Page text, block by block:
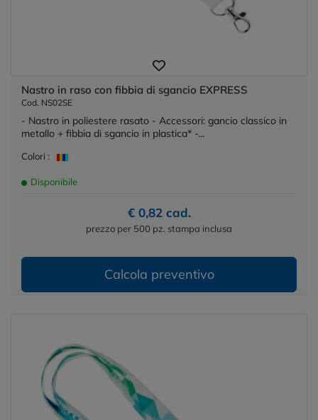
Nastro in raso con fibbia di sgancio EXPRESS
Cod. NS02SE
- Nastro in poliestere rasato - Accessori: gancio classico in
metallo + fibbia di sgancio in plastica* -...
Colori :
Disponibile
€ 0,82 cad.
prezzo per 500 pz. stampa inclusa
Calcola preventivo